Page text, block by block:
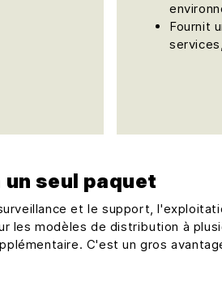
Fournit
seul paquet
et le support,
modèles de distribution à
C'est un gros